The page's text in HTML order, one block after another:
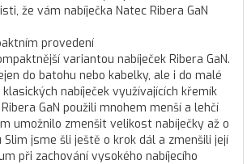
že vám nabíječka Natec Ribera GaN
provedení
variantou nabíječek Ribera GaN.
do batohu nebo kabelky, ale i do malé
nabíječek využívajících křemík
GaN použili mnohem menší a lehčí
umožnilo zmenšit velikost nabíječky až o
Slim jsme šli ještě o krok dál a zmenšili její
při zachování vysokého nabíjecího